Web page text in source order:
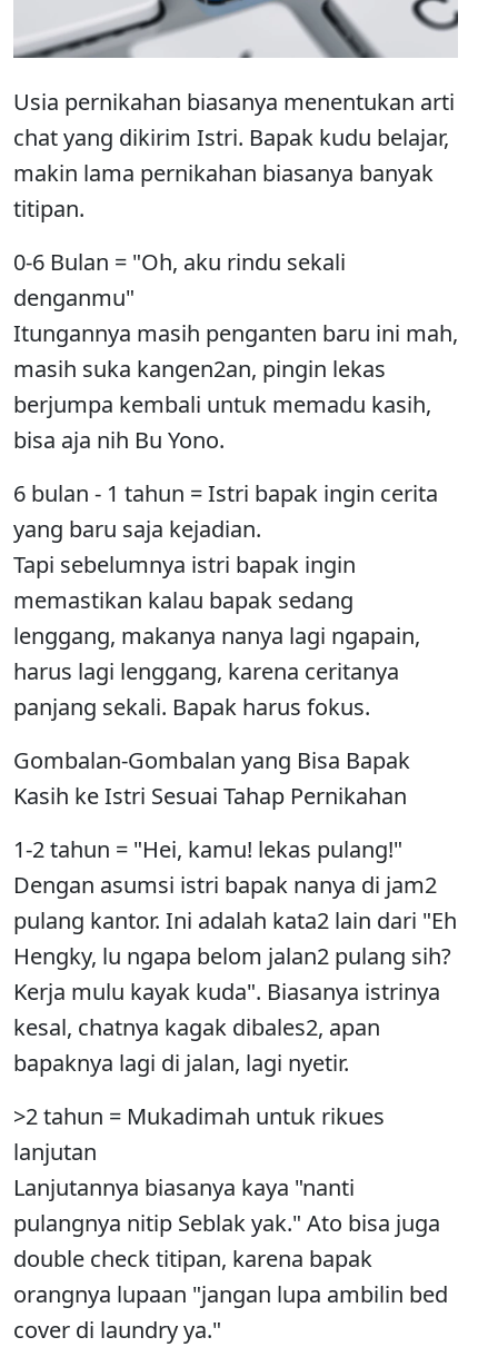
Usia pernikahan biasanya menentukan arti
chat yang dikirim Istri. Bapak kudu belajar,
makin lama pernikahan biasanya banyak
titipan.
0-6 Bulan = "Oh, aku rindu sekali
denganmu"
Itungannya masih penganten baru ini mah,
masih suka kangen2an, pingin lekas
berjumpa kembali untuk memadu kasih,
bisa aja nih Bu Yono.
6 bulan - 1 tahun = Istri bapak ingin cerita
yang baru saja kejadian.
Tapi sebelumnya istri bapak ingin
memastikan kalau bapak sedang
lenggang, makanya nanya lagi ngapain,
harus lagi lenggang, karena ceritanya
panjang sekali. Bapak harus fokus.
Gombalan-Gombalan yang Bisa Bapak
Kasih ke Istri Sesuai Tahap Pernikahan
1-2 tahun = "Hei, kamu! lekas pulang!"
Dengan asumsi istri bapak nanya di jam2
pulang kantor. Ini adalah kata2 lain dari "Eh
Hengky, lu ngapa belom jalan2 pulang sih?
Kerja mulu kayak kuda". Biasanya istrinya
kesal, chatnya kagak dibales2, apan
bapaknya lagi di jalan, lagi nyetir.
>2 tahun = Mukadimah untuk rikues
lanjutan
Lanjutannya biasanya kaya "nanti
pulangnya nitip Seblak yak." Ato bisa juga
double check titipan, karena bapak
orangnya lupaan "jangan lupa ambilin bed
cover di laundry ya."